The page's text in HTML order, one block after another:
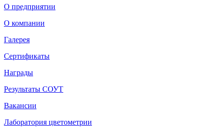
О предприятии
О компании
Галерея
Сертификаты
Награды
Результаты СОУТ
Вакансии
Лаборатория цветометрии